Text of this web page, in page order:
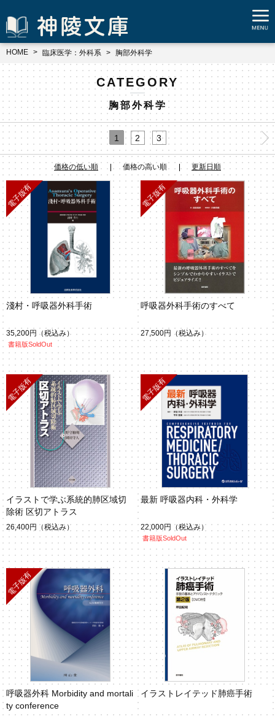
HOME 臨床医学：外科系 胸部外科学
CATEGORY
胸部外科学
1 2 3
価格の低い順 価格の高い順 更新日順
淺村・呼吸器外科手術
35,200円 （税込み）
書籍版SoldOut
呼吸器外科手術のすべて
27,500円 （税込み）
イラストで学ぶ系統的肺区域切
除術 区切アトラス
26,400円 （税込み）
最新 呼吸器内科・外科学
22,000円 （税込み）
書籍版SoldOut
呼吸器外科 Morbidity and mortali
ty conference
イラストレイテッド肺癌手術